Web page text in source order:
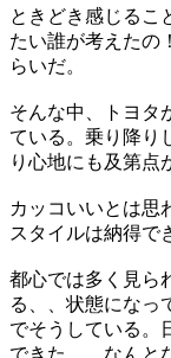
ときどき感じるこ
たい誰が考えたの
らいだ。
そんな中、トヨタ
ている。乗り降り
り心地にも及第点
カッコいいとは思
スタイルは納得で
都心では多く見ら
る、、状態になっ
でそうしている。
できた、、なんと